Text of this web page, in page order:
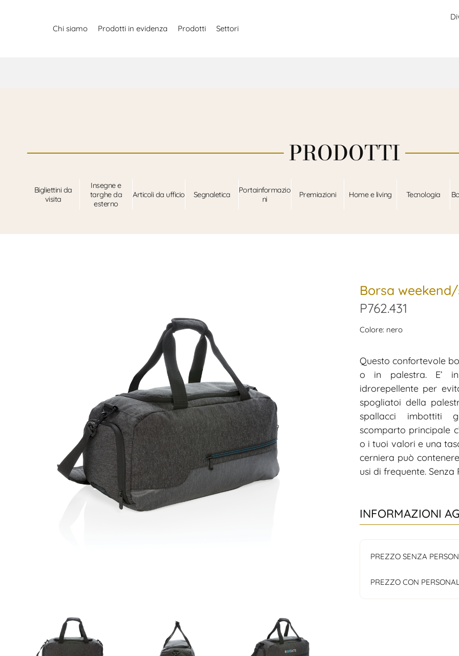
Chi siamo Prodotti in evidenza Prodotti Settori
PRODOTTI
Bigliettini da
visita
Insegne e
targhe da
esterno
Articoli da ufficio Segnaletica
Portainformazio
ni
Premiazioni Home e living Tecnologia
Borsa
P762.431
Colore: nero
Questo confortevole
o in palestra. E’
idrorepellente per
spogliatoi della
spallacci imbottiti
scomparto principale
o i tuoi valori e una
cerniera può
usi di frequente. Senza
INFORMAZIONI
PREZZO SENZA
PREZZO CON